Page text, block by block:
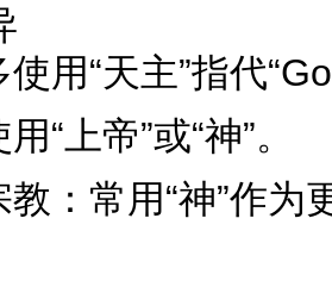
用“天主”指代
“上帝”或“神”。
：常用“神”作为